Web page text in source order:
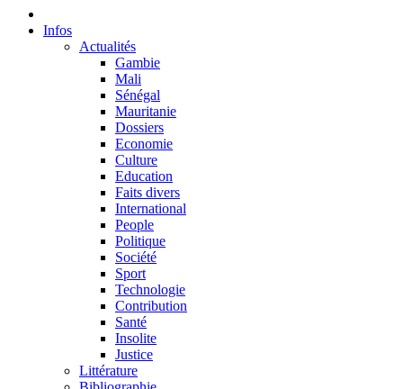
Infos
Actualités
Gambie
Mali
Sénégal
Mauritanie
Dossiers
Economie
Culture
Education
Faits divers
International
People
Politique
Société
Sport
Technologie
Contribution
Santé
Insolite
Justice
Littérature